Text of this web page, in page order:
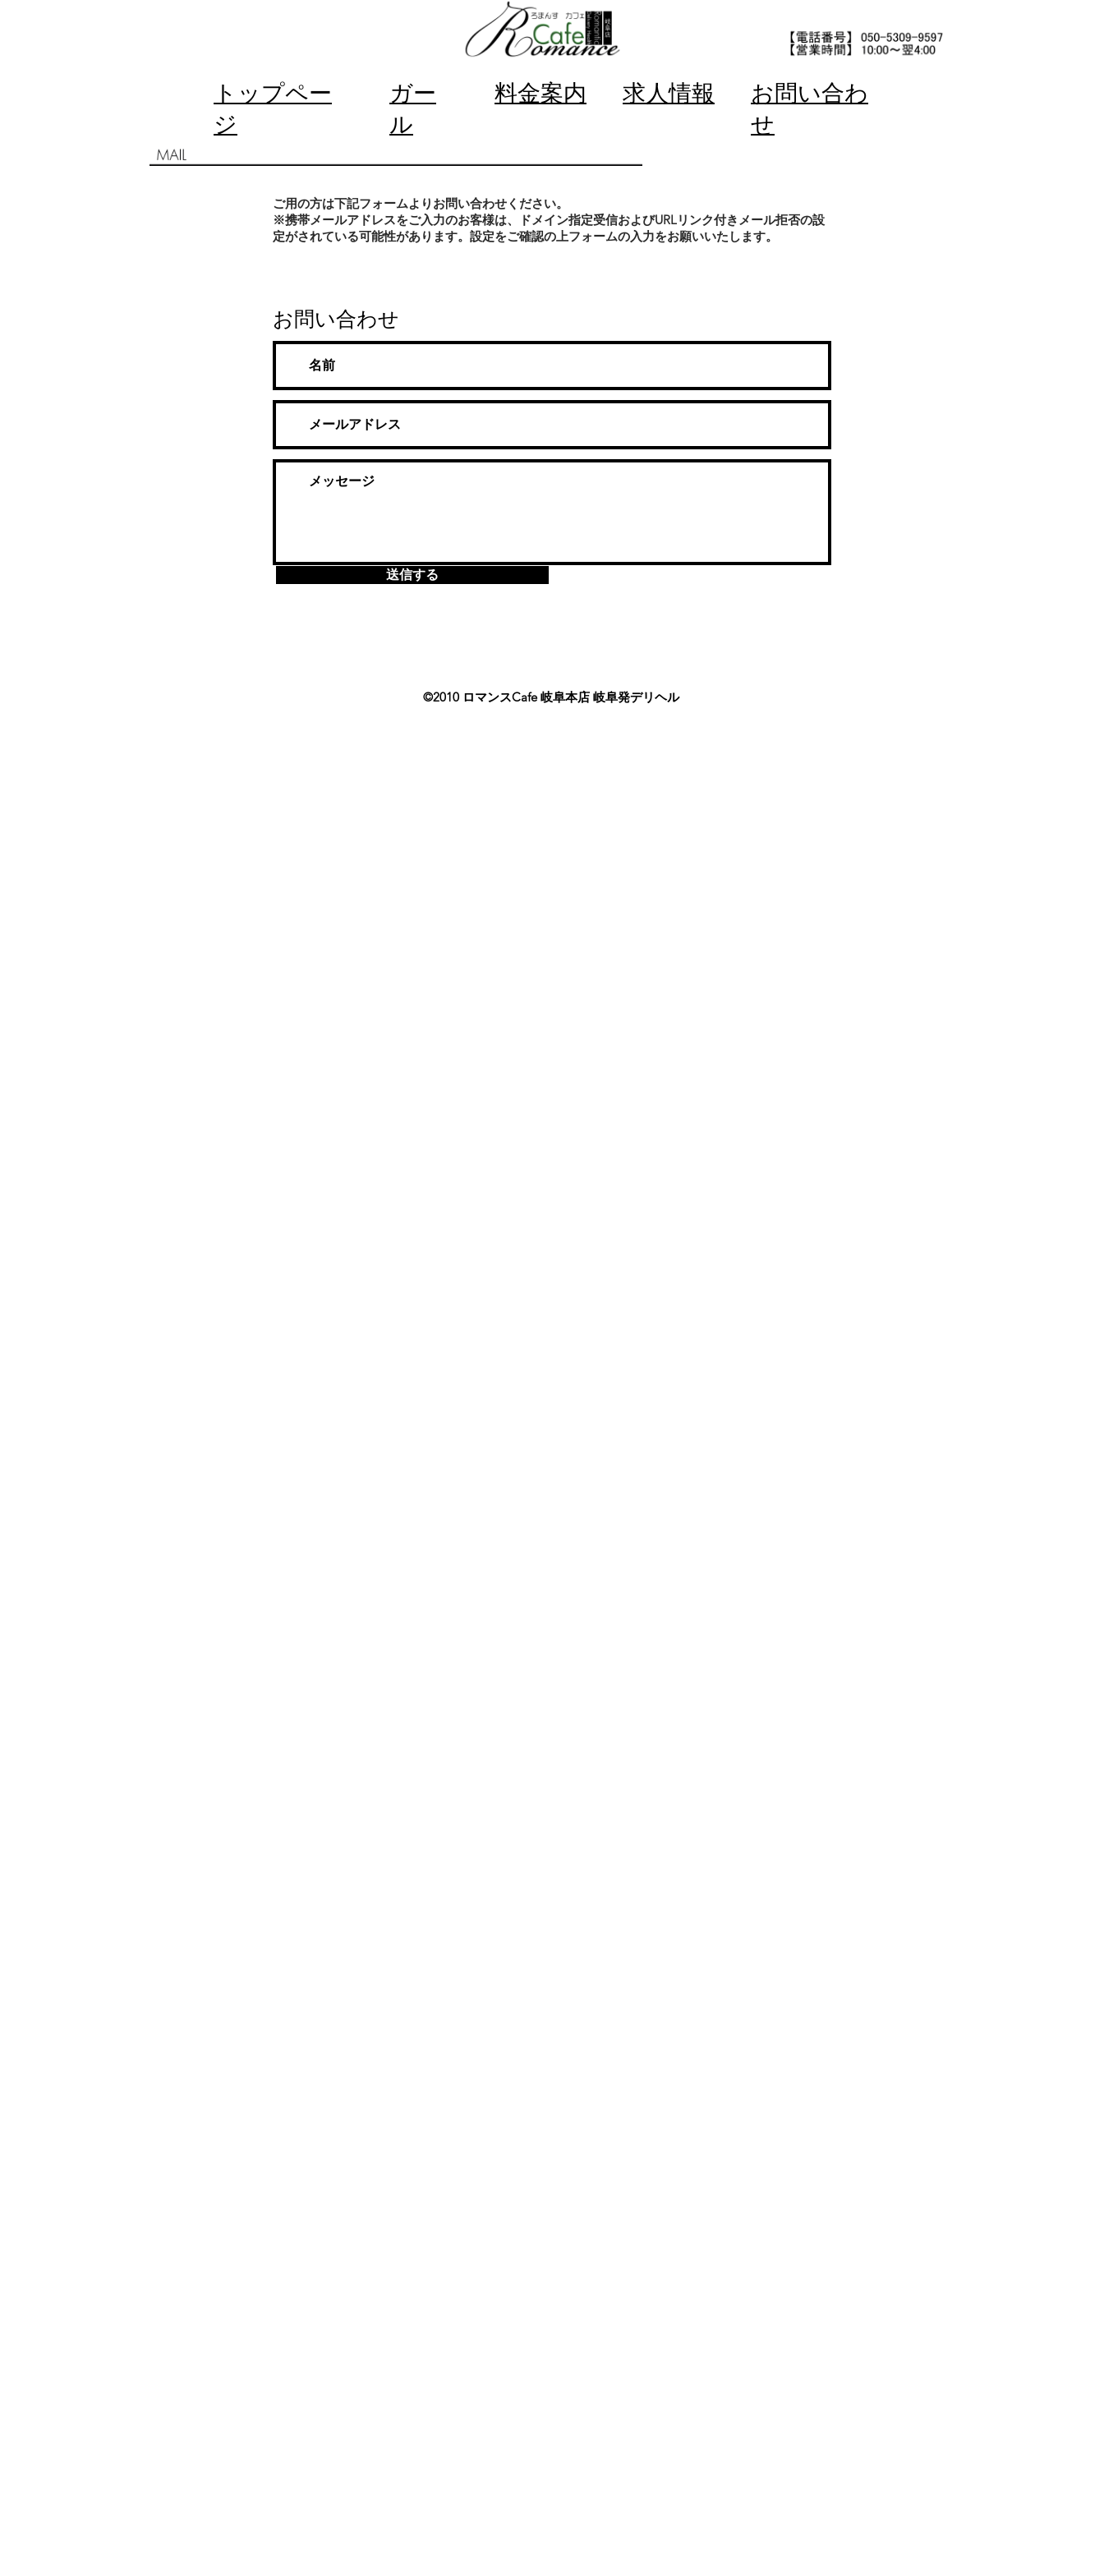
トップペー
ジ
ガー
ル
料金案内 求人情報
お問い合わ
せ
ご用の方は下記フォームよりお問い合わせください。
※携帯メールアドレスをご入力のお客様は、ドメイン指定受信およびURLリンク付きメール拒否の設
定がされている可能性があります。設定をご確認の上フォームの入力をお願いいたします。
お問い合わせ
送信する
©2010 ロマンスCafe 岐阜本店 岐阜発デリヘル